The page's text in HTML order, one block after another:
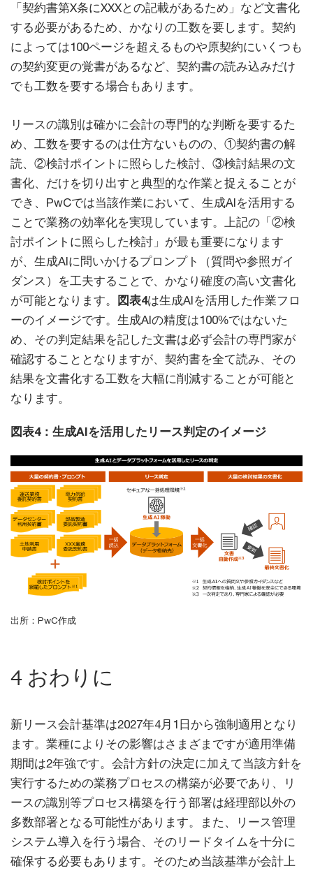
「契約書第X条にXXXとの記載があるため」など文書化
する必要があるため、かなりの工数を要します。契約
によっては100ページを超えるものや原契約にいくつも
の契約変更の覚書があるなど、契約書の読み込みだけ
でも工数を要する場合もあります。
リースの識別は確かに会計の専門的な判断を要するた
め、工数を要するのは仕方ないものの、①契約書の解
読、②検討ポイントに照らした検討、③検討結果の文
書化、だけを切り出すと典型的な作業と捉えることが
でき、PwCでは当該作業において、生成AIを活用する
ことで業務の効率化を実現しています。上記の「②検
討ポイントに照らした検討」が最も重要になります
が、生成AIに問いかけるプロンプト（質問や参照ガイ
ダンス）を工夫することで、かなり確度の高い文書化
が可能となります。
図表4は生成AIを活用した作業フロ
ーのイメージです。生成AIの精度は100%ではないた
め、その判定結果を記した文書は必ず会計の専門家が
確認することとなりますが、契約書を全て読み、その
結果を文書化する工数を大幅に削減することが可能と
なります。
図表4：生成AIを活用したリース判定のイメージ
出所：PwC作成
4 おわりに
新リース会計基準は2027年4月1日から強制適用となり
ます。業種によりその影響はさまざまですが適用準備
期間は2年強です。会計方針の決定に加えて当該方針を
実行するための業務プロセスの構築が必要であり、リ
ースの識別等プロセス構築を行う部署は経理部以外の
多数部署となる可能性があります。また、リース管理
システム導入を行う場合、そのリードタイムを十分に
確保する必要もあります。そのため当該基準が会計上